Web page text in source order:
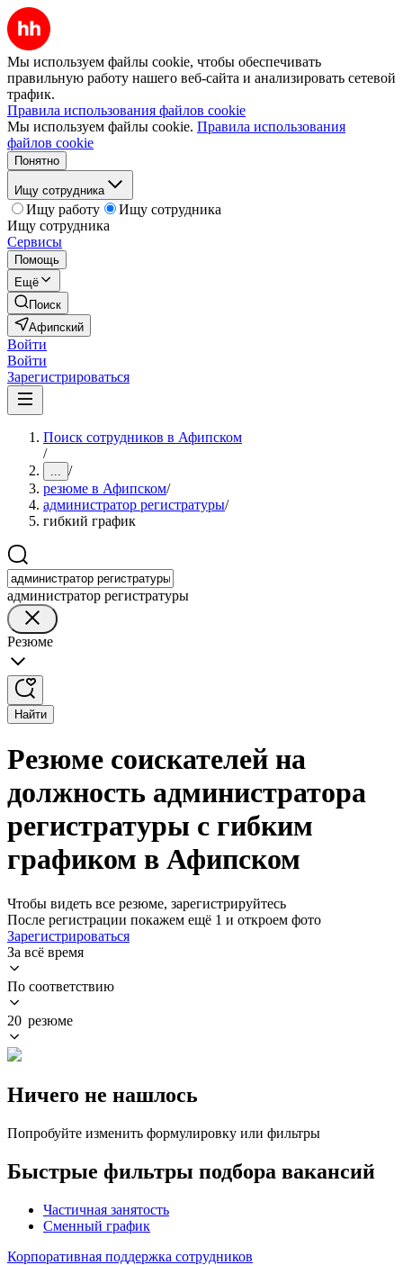
Мы используем файлы cookie, чтобы обеспечивать
правильную работу нашего веб-сайта и анализировать сетевой
трафик.
Правила использования файлов cookie
Мы используем файлы cookie. Правила использования
файлов cookie
Понятно
Ищу сотрудника
Ищу работу
Ищу сотрудника
Ищу сотрудника
Сервисы
Помощь
Ещё
Поиск
Афипский
Войти
Войти
Зарегистрироваться
Поиск сотрудников в Афипском
/
... /
резюме в Афипском/
администратор регистратуры/
гибкий график
администратор регистратуры
Резюме
Найти
Резюме соискателей на
должность администратора
регистратуры с гибким
графиком в Афипском
Чтобы видеть все резюме, зарегистрируйтесь
После регистрации покажем ещё 1 и откроем фото
Зарегистрироваться
За всё время
По соответствию
20 резюме
Ничего не нашлось
Попробуйте изменить формулировку или фильтры
Быстрые фильтры подбора вакансий
Частичная занятость
Сменный график
Корпоративная поддержка сотрудников